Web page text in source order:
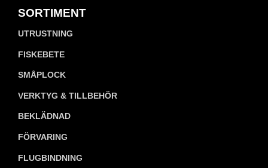
SORTIMENT
UTRUSTNING
FISKEBETE
SMÅPLOCK
VERKTYG & TILLBEHÖR
BEKLÄDNAD
FÖRVARING
FLUGBINDNING